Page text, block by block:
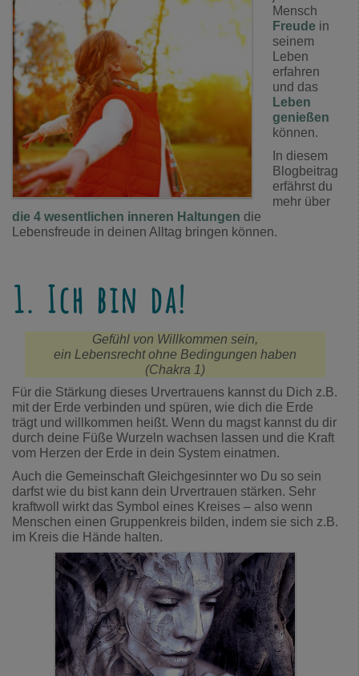
Mensch
Freude in
seinem
Leben
erfahren
und das
Leben
genießen
können.
In diesem
Blogbeitrag
erfährst du
mehr über
die 4 wesentlichen inneren Haltungen die
Lebensfreude in deinen Alltag bringen können.
1. Ich bin da!
Gefühl von Willkommen sein,
ein Lebensrecht ohne Bedingungen haben
(Chakra 1)
Für die Stärkung dieses Urvertrauens kannst du Dich z.B.
mit der Erde verbinden und spüren, wie dich die Erde
trägt und willkommen heißt. Wenn du magst kannst du dir
durch deine Füße Wurzeln wachsen lassen und die Kraft
vom Herzen der Erde in dein System einatmen.
Auch die Gemeinschaft Gleichgesinnter wo Du so sein
darfst wie du bist kann dein Urvertrauen stärken. Sehr
kraftwoll wirkt das Symbol eines Kreises – also wenn
Menschen einen Gruppenkreis bilden, indem sie sich z.B.
im Kreis die Hände halten.